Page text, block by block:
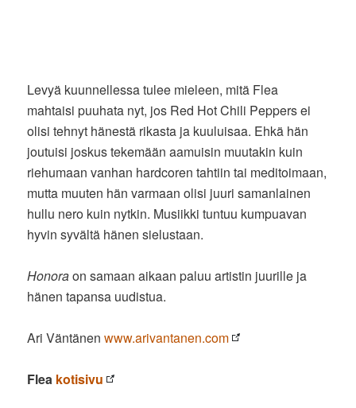
Levyä kuunnellessa tulee mieleen, mitä Flea
mahtaisi puuhata nyt, jos Red Hot Chili Peppers ei
olisi tehnyt hänestä rikasta ja kuuluisaa. Ehkä hän
joutuisi joskus tekemään aamuisin muutakin kuin
riehumaan vanhan hardcoren tahtiin tai meditoimaan,
mutta muuten hän varmaan olisi juuri samanlainen
hullu nero kuin nytkin. Musiikki tuntuu kumpuavan
hyvin syvältä hänen sielustaan.
Honoraon samaan aikaan paluu artistin juurille ja
hänen tapansa uudistua.
Ari Väntänenwww.arivantanen.com
Flea kotisivu